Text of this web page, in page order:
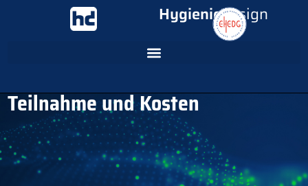
HygienicDesign
Teilnahme und Kosten